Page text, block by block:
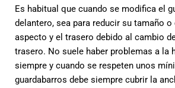
Es habitual que cuando se modifica el
delantero, sea para reducir su tamaño
aspecto y el trasero debido al cambio
trasero. No suele haber problemas a la
siempre y cuando se respeten unos
guardabarros debe siempre cubrir la